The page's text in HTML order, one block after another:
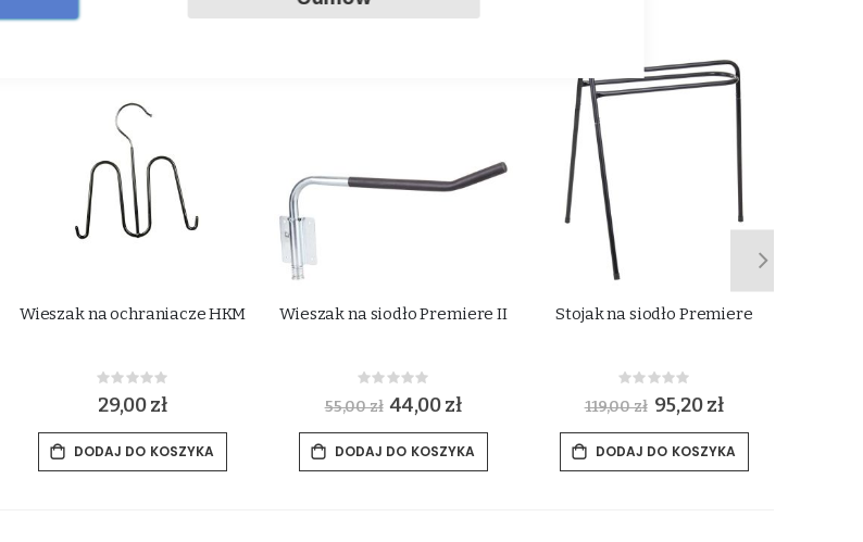
Wieszak na ochraniacze HKM
Rating:
0%
29,00 zł
DODAJ DO KOSZYKA
Wieszak na siodło Premiere II
Rating:
55,00 zł S
p
i
44,00 zł
DODAJ DO KOSZYKA
Stojak na siodło Premiere
Rating:
119,00 zł S
p
i
95,20 zł
DODAJ DO KOSZYKA